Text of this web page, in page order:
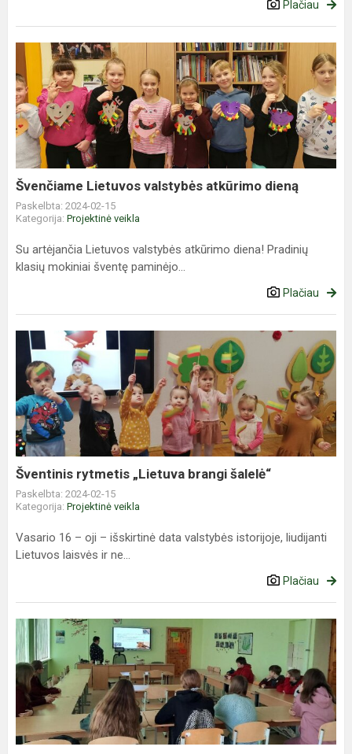
Plačiau
Švenčiame
Lietuvos
valstybės
atkūrimo
dieną
Švenčiame Lietuvos valstybės atkūrimo dieną
Paskelbta: 2024-02-15
Kategorija: Projektinė veikla
Su artėjančia Lietuvos valstybės atkūrimo diena! Pradinių
klasių mokiniai šventę paminėjo...
Plačiau
Šventinis
rytmetis
„Lietuva
brangi
šalelė“
Šventinis rytmetis „Lietuva brangi šalelė“
Paskelbta: 2024-02-15
Kategorija: Projektinė veikla
Vasario 16 – oji – išskirtinė data valstybės istorijoje, liudijanti
Lietuvos laisvės ir ne...
Plačiau
,,Kaip
atsispirti
seksualinei
prievartai
išnaudojimui?
“